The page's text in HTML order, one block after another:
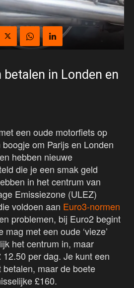
in Londen en
een oude motorfiets op
om Parijs en Londen
hebben nieuwe
die je een smak geld
in het centrum van
Emissiezone (ULEZ)
voldoen aan Euro3-normen
problemen, bij Euro2 begint
met een oude ‘vieze’
het centrum in, maar
per dag. Je kunt een
maar de boete
£160.